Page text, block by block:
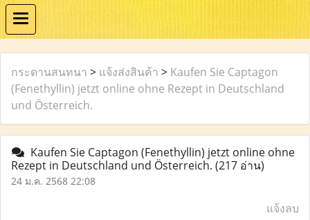
กระดานสนทนา > แจ้งส่งสินค้า > Kaufen Sie Captagon
(Fenethyllin) jetzt online ohne Rezept in Deutschland
und Österreich.
Kaufen Sie Captagon (Fenethyllin) jetzt online ohne
Rezept in Deutschland und Österreich. (217 อ่าน)
24 ม.ค. 2568 22:08
แจ้งลบ